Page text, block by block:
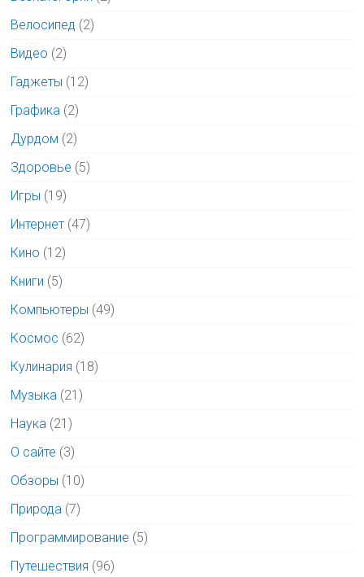
Велосипед (2)
Видео (2)
Гаджеты (12)
Графика (2)
Дурдом (2)
Здоровье (5)
Игры (19)
Интернет (47)
Кино (12)
Книги (5)
Компьютеры (49)
Космос (62)
Кулинария (18)
Музыка (21)
Наука (21)
О сайте (3)
Обзоры (10)
Природа (7)
Программирование (5)
Путешествия (96)